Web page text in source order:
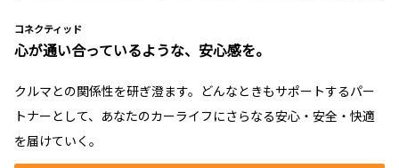
コネクティッド
心が通い合っているような、安心感を。
クルマとの関係性を研ぎ澄ます。どんなときもサポートするパー
トナーとして、あなたのカーライフにさらなる安心・安全・快適
を届けていく。